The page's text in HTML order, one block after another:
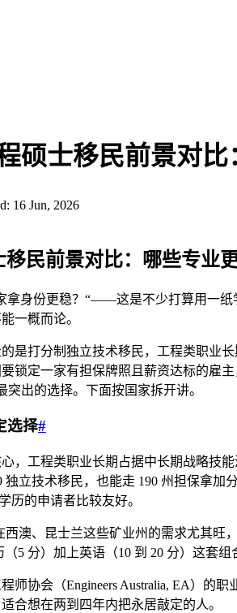
硕士移民前景对
16 Jun, 2026
移民前景对比：哪些专业
拿身份更稳？“——这是不少打算用一
一概而论。
是打分制独立技术移民，工程类职业
定一家有担保牌照且薪资达标的雇
出的选择。下面按国家拆开讲。
选择#
，工程类职业长期占据中长期战略技
独立技术移民，也能走 190 州担保拿
历的申请者比较友好。
西澳、昆士兰这些矿业州的需求尤其
5 分）加上英语（10 到 20 分）这套组
师协会（Engineers Australia, EA）的
合想在两到四年内把永居敲定的人。